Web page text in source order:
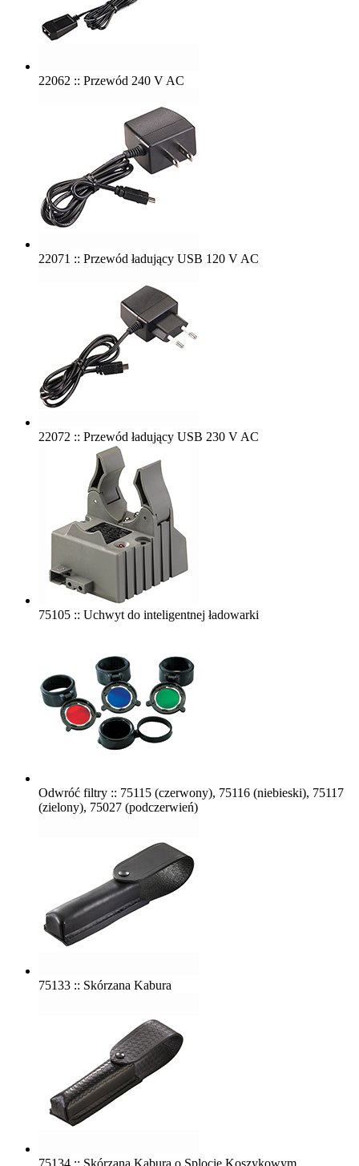
22062 :: Przewód 240 V AC
22071 :: Przewód ładujący USB 120 V AC
22072 :: Przewód ładujący USB 230 V AC
75105 :: Uchwyt do inteligentnej ładowarki
Odwróć filtry :: 75115 (czerwony), 75116 (niebieski), 75117
(zielony), 75027 (podczerwień)
75133 :: Skórzana Kabura